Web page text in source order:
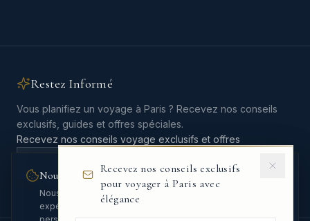
Restez Informé
Vous planifiez un voyage à Paris ? Recevez nos conseils
exclusifs, guides et offres spéciales.
Recevez nos conseils voyage exclusifs et offres
Aucun spam. Désinscription en un clic.
Nous respectons votre vie privée
Nous utilisons des cookies pour améliorer votre
expérience et analyser le trafic. Vous pouvez
Recevez nos conseils exclusifs
pour voyager à Paris avec
élégance